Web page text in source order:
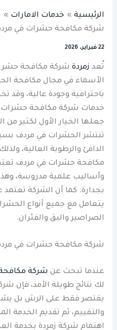
الرئيسية
خدمات الامارات
شركة مكافحة حشرات في
22 فبراير، 2026
تُعد زمردة شركة مكافحة
الأسماء في مجال مكافحة
باحترافية وجودة عالية،
خدمات شركة مكافحة حشرات
جعلها الخيار الأول لكثير
تنتشر الحشرات في مردف
الدافئ والرطوبة العالية،
مكافحة حشرات في مردف
وأساليب علمية مدروسة،
بجدارة. كما أن الشركة
يتعامل مع جميع أنواع
الصراصير والبق والفئران.
شركة مكافحة حشرات في
عندما تبحث عن شركة
لك نتائج طويلة الأمد، فإن
يقتصر فقط على الرش بل
والتقييم، ثم تقديم الخدمة
اهتمام شركة زمردة بخدمة